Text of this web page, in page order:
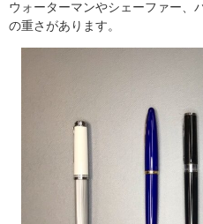
ウォーターマンやシェーファー、
の重さがあります。